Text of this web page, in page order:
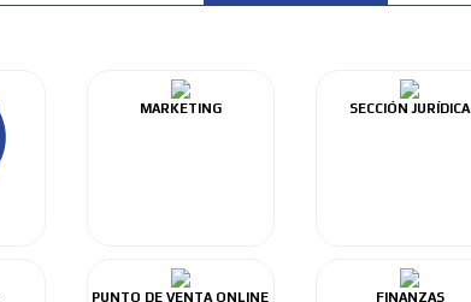
MARKETING SECCIÓN JURÍDICA
PUNTO DE VENTA ONLINE FINANZAS